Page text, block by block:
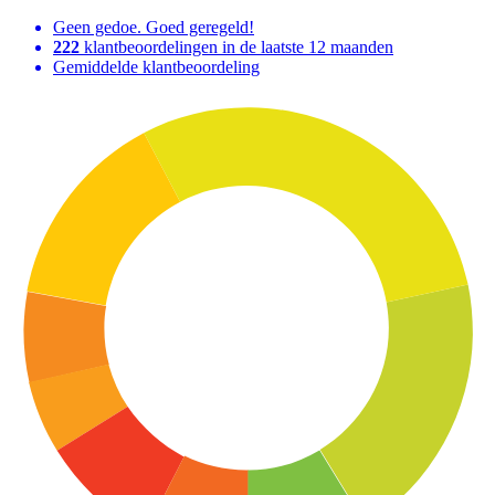
Geen gedoe. Goed geregeld!
222 klantbeoordelingen in de laatste 12 maanden
Gemiddelde klantbeoordeling